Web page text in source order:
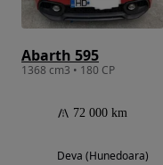
Abarth 595
1368 cm3 • 180 CP
72 000 km
Deva (Hunedoara)